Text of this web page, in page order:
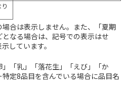
合は表示しません。また、「夏期
なる場合は、記号での表示はせ
しています。
「乳」「落花生」「えび」「か
定8品目を含んでいる場合に品目名